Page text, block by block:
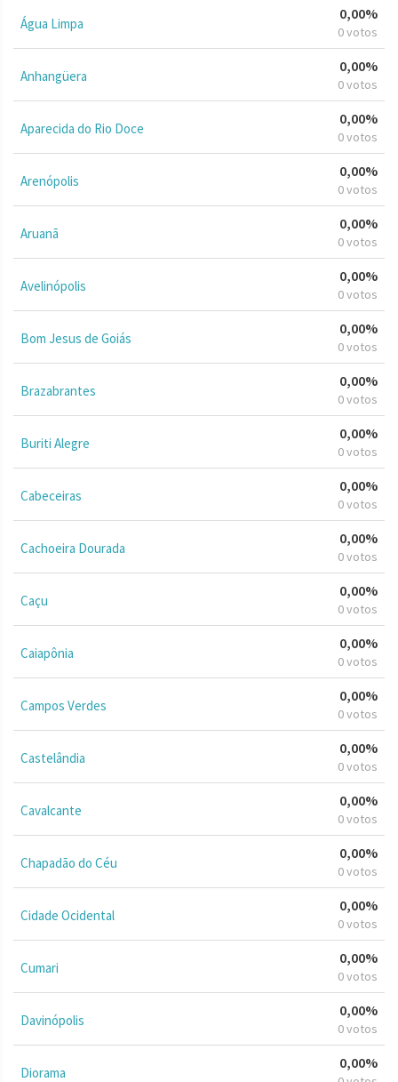
Água Limpa
0,00%
0 votos
Anhangüera
0,00%
0 votos
Aparecida do Rio Doce
0,00%
0 votos
Arenópolis
0,00%
0 votos
Aruanã
0,00%
0 votos
Avelinópolis
0,00%
0 votos
Bom Jesus de Goiás
0,00%
0 votos
Brazabrantes
0,00%
0 votos
Buriti Alegre
0,00%
0 votos
Cabeceiras
0,00%
0 votos
Cachoeira Dourada
0,00%
0 votos
Caçu
0,00%
0 votos
Caiapônia
0,00%
0 votos
Campos Verdes
0,00%
0 votos
Castelândia
0,00%
0 votos
Cavalcante
0,00%
0 votos
Chapadão do Céu
0,00%
0 votos
Cidade Ocidental
0,00%
0 votos
Cumari
0,00%
0 votos
Davinópolis
0,00%
0 votos
Diorama
0,00%